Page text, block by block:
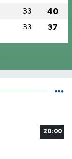
33 40
33 37
20:00